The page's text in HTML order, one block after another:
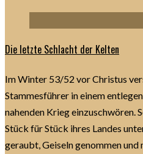
Die letzte Schlacht der Kelten
Im Winter 53/52 vor Christus
Stammesführer in einem
nahenden Krieg einzuschwören.
Stück für Stück ihres Landes
geraubt, Geiseln genommen